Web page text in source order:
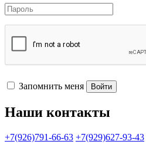
Запомнить меня Войти
Наши контакты
+7(926)791-66-63 +7(929)627-93-43